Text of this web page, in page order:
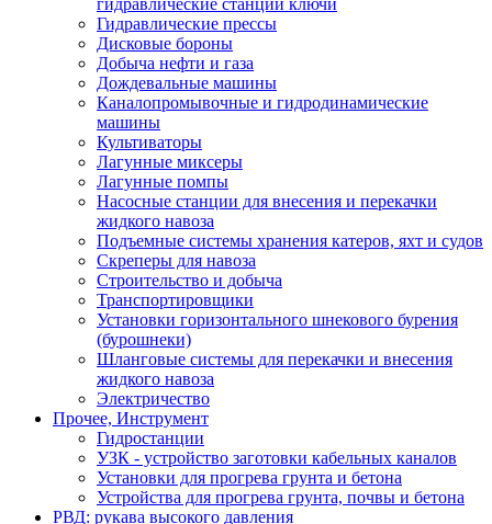
Гидравлические прессы
Дисковые бороны
Добыча нефти и газа
Дождевальные машины
Каналопромывочные и гидродинамические
машины
Культиваторы
Лагунные миксеры
Лагунные помпы
Насосные станции для внесения и перекачки
жидкого навоза
Подъемные системы хранения катеров, яхт и судов
Скреперы для навоза
Строительство и добыча
Транспортировщики
Установки горизонтального шнекового бурения
(бурошнеки)
Шланговые системы для перекачки и внесения
жидкого навоза
Электричество
Прочее, Инструмент
Гидростанции
УЗК - устройство заготовки кабельных каналов
Установки для прогрева грунта и бетона
Устройства для прогрева грунта, почвы и бетона
РВД: рукава высокого давления